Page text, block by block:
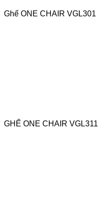
Ghế ONE CHAIR VGL301
GHẾ ONE CHAIR VGL311